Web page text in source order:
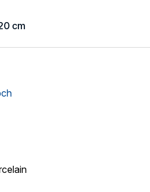
cm